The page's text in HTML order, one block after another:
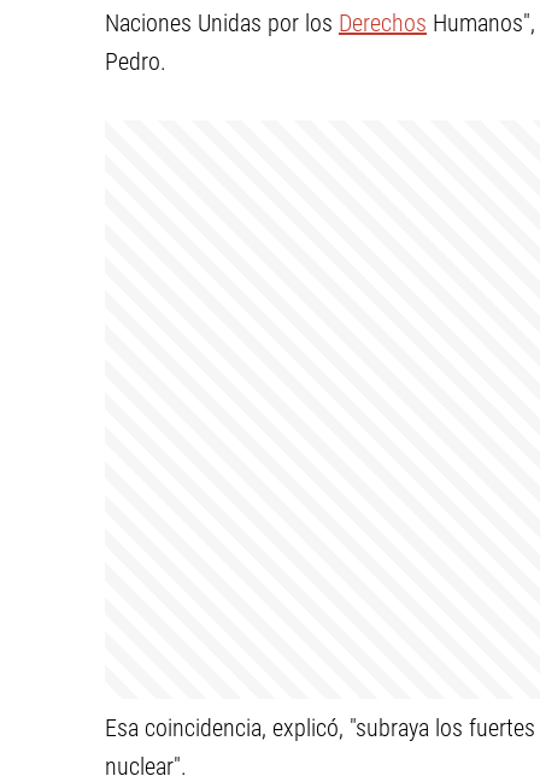
Naciones Unidas por los Derechos
Pedro.
Esa coincidencia, explicó, "subraya los
nuclear".